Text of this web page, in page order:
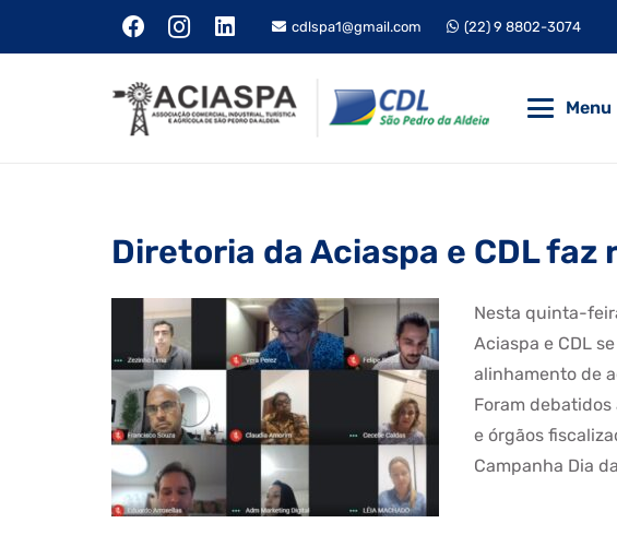
cdlspa1@gmail.com (22) 9 8802-3074
Menu
Diretoria da Aciaspa e CDL faz
Nesta quinta-
Aciaspa e CDL
alinhamento de
Foram
e órgãos
Campanha Dia